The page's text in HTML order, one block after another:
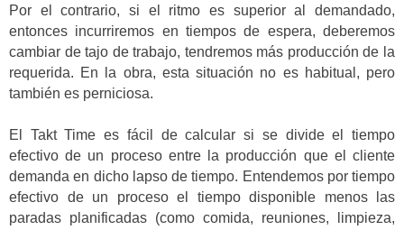
Por el contrario, si el ritmo es superior al demandado,
entonces incurriremos en tiempos de espera, deberemos
cambiar de tajo de trabajo, tendremos más producción de la
requerida. En la obra, esta situación no es habitual, pero
también es perniciosa.
El Takt Time es fácil de calcular si se divide el tiempo
efectivo de un proceso entre la producción que el cliente
demanda en dicho lapso de tiempo. Entendemos por tiempo
efectivo de un proceso el tiempo disponible menos las
paradas planificadas (como comida, reuniones, limpieza,